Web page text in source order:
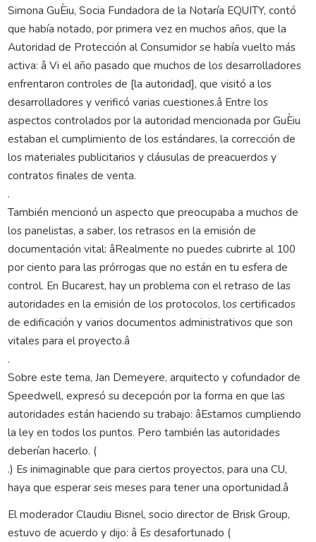
Simona GuÈiu, Socia Fundadora de la Notaría EQUITY, contó
que había notado, por primera vez en muchos años, que la
Autoridad de Protección al Consumidor se había vuelto más
activa: â Vi el año pasado que muchos de los desarrolladores
enfrentaron controles de [la autoridad], que visitó a los
desarrolladores y verificó varias cuestiones.â Entre los
aspectos controlados por la autoridad mencionada por GuÈiu
estaban el cumplimiento de los estándares, la corrección de
los materiales publicitarios y cláusulas de preacuerdos y
contratos finales de venta.
.
También mencionó un aspecto que preocupaba a muchos de
los panelistas, a saber, los retrasos en la emisión de
documentación vital: âRealmente no puedes cubrirte al 100
por ciento para las prórrogas que no están en tu esfera de
control. En Bucarest, hay un problema con el retraso de las
autoridades en la emisión de los protocolos, los certificados
de edificación y varios documentos administrativos que son
vitales para el proyecto.â
.
Sobre este tema, Jan Demeyere, arquitecto y cofundador de
Speedwell, expresó su decepción por la forma en que las
autoridades están haciendo su trabajo: âEstamos cumpliendo
la ley en todos los puntos. Pero también las autoridades
deberían hacerlo. (
.) Es inimaginable que para ciertos proyectos, para una CU,
haya que esperar seis meses para tener una oportunidad.â
El moderador Claudiu Bisnel, socio director de Brisk Group,
estuvo de acuerdo y dijo: â Es desafortunado (